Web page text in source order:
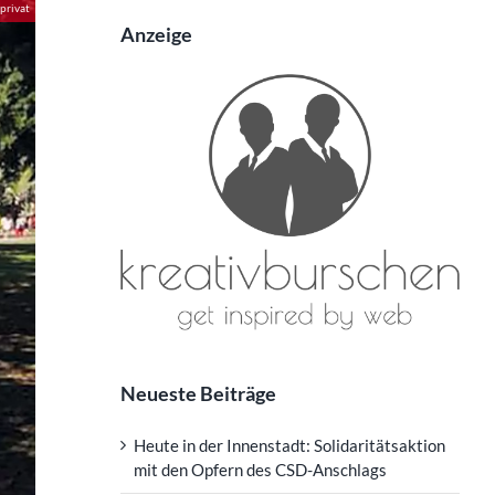
Anzeige
Neueste Beiträge
Heute in der Innenstadt: Solidaritätsaktion
mit den Opfern des CSD-Anschlags